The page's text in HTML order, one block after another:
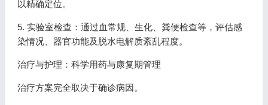
以精确定位。
5. 实验室检查：通过血常规、生化、粪便检查等，评估感
染情况、器官功能及脱水电解质紊乱程度。
治疗与护理：科学用药与康复期管理
治疗方案完全取决于确诊病因。